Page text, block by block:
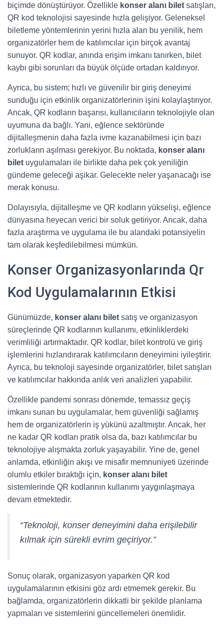
biçimde dönüştürüyor. Özellikle konser alanı bilet satışları,
QR kod teknolojisi sayesinde hızla gelişiyor. Geleneksel
biletleme yöntemlerinin yerini hızla alan bu yenilik, hem
organizatörler hem de katılımcılar için birçok avantaj
sunuyor. QR kodlar, anında erişim imkanı tanırken, bilet
kaybı gibi sorunları da büyük ölçüde ortadan kaldırıyor.
Ayrıca, bu sistem; hızlı ve güvenilir bir giriş deneyimi
sunduğu için etkinlik organizatörlerinin işini kolaylaştırıyor.
Ancak, QR kodların başarısı, kullanıcıların teknolojiyle olan
uyumuna da bağlı. Yani, eğlence sektöründe
dijitalleşmenin daha fazla ivme kazanabilmesi için bazı
zorlukların aşılması gerekiyor. Bu noktada, konser alanı
bilet uygulamaları ile birlikte daha pek çok yeniliğin
gündeme geleceği aşikar. Gelecekte neler yaşanacağı ise
merak konusu.
Dolayısıyla, dijitalleşme ve QR kodların yükselişi, eğlence
dünyasına heyecan verici bir soluk getiriyor. Ancak, daha
fazla araştırma ve uygulama ile bu alandaki potansiyelin
tam olarak keşfedilebilmesi mümkün.
Konser Organizasyonlarında Qr
Kod Uygulamalarının Etkisi
Günümüzde, konser alanı bilet satış ve organizasyon
süreçlerinde QR kodlarının kullanımı, etkinliklerdeki
verimliliği artırmaktadır. QR kodlar, bilet kontrolü ve giriş
işlemlerini hızlandırarak katılımcıların deneyimini iyileştirir.
Ayrıca, bu teknoloji sayesinde organizatörler, bilet satışları
ve katılımcılar hakkında anlık veri analizleri yapabilir.
Özellikle pandemi sonrası dönemde, temassız geçiş
imkanı sunan bu uygulamalar, hem güvenliği sağlamış
hem de organizatörlerin iş yükünü azaltmıştır. Ancak, her
ne kadar QR kodları pratik olsa da, bazı katılımcılar bu
teknolojiye alışmakta zorluk yaşayabilir. Yine de, genel
anlamda, etkinliğin akışı ve misafir memnuniyeti üzerinde
olumlu etkiler bıraktığı için, konser alanı bilet
sistemlerinde QR kodlarının kullanımı yaygınlaşmaya
devam etmektedir.
“Teknoloji, konser deneyimini daha erişilebilir
kılmak için sürekli evrim geçiriyor.”
Sonuç olarak, organizasyon yaparken QR kod
uygulamalarının etkisini göz ardı etmemek gerekir. Bu
bağlamda, organizatörlerin dikkatli bir şekilde planlama
yapmaları ve sistemlerini güncellemeleri önemlidir.